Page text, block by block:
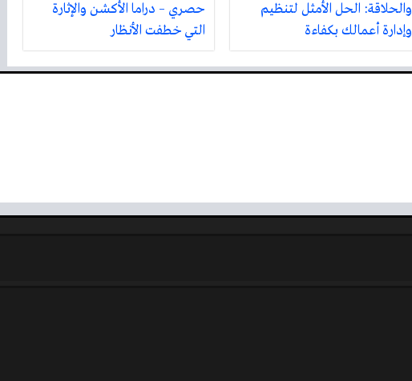
والحلاقة: الحل الأمثل لتنظيم
وإدارة أعمالك بكفاءة
حصري – دراما الأكشن والإثارة
التي خطفت الأنظار